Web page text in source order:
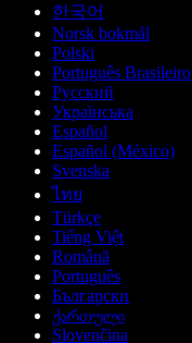
한국어
Norsk bokmål
Polski
Português Brasileiro
Русский
Українська
Español
Español (México)
Svenska
ไทย
Türkçe
Tiếng Việt
Română
Português
Български
ქართული
Slovenčina